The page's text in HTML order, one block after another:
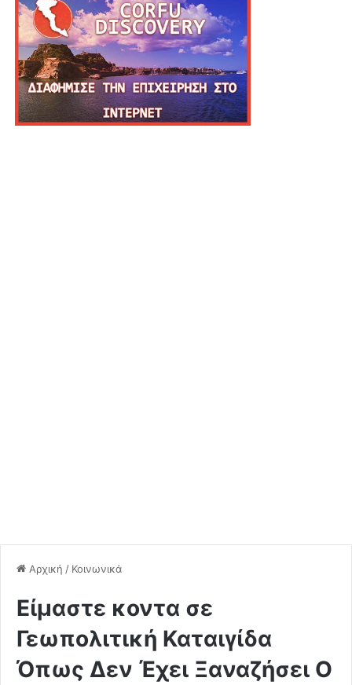
Αρχική / Κοινωνικά
Είμαστε κοντα σε
Γεωπολιτική Καταιγίδα
Όπως Δεν Έχει Ξαναζήσει Ο